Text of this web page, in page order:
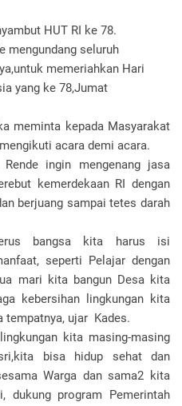
HUT RI ke 78.
mengundang seluruh
memeriahkan Hari
yang ke 78,Jumat
meminta kepada Masyarakat
acara demi acara.
ingin mengenang jasa
kemerdekaan RI dengan
berjuang sampai tetes darah
bangsa kita harus isi
seperti Pelajar dengan
mari kita bangun Desa kita
kebersihan lingkungan kita
tempatnya, ujar Kades.
kita masing-masing
bisa hidup sehat dan
Warga dan sama2 kita
dukung program Pemerintah